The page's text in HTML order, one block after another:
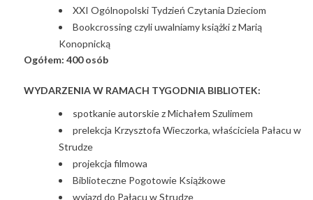
XXI Ogólnopolski Tydzień Czytania Dzieciom
Bookcrossing czyli uwalniamy książki z Marią
Konopnicką
Ogółem: 400 osób
WYDARZENIA W RAMACH TYGODNIA BIBLIOTEK:
spotkanie autorskie z Michałem Szulimem
prelekcja Krzysztofa Wieczorka, właściciela Pałacu w
Strudze
projekcja filmowa
Biblioteczne Pogotowie Książkowe
wyjazd do Pałacu w Strudze